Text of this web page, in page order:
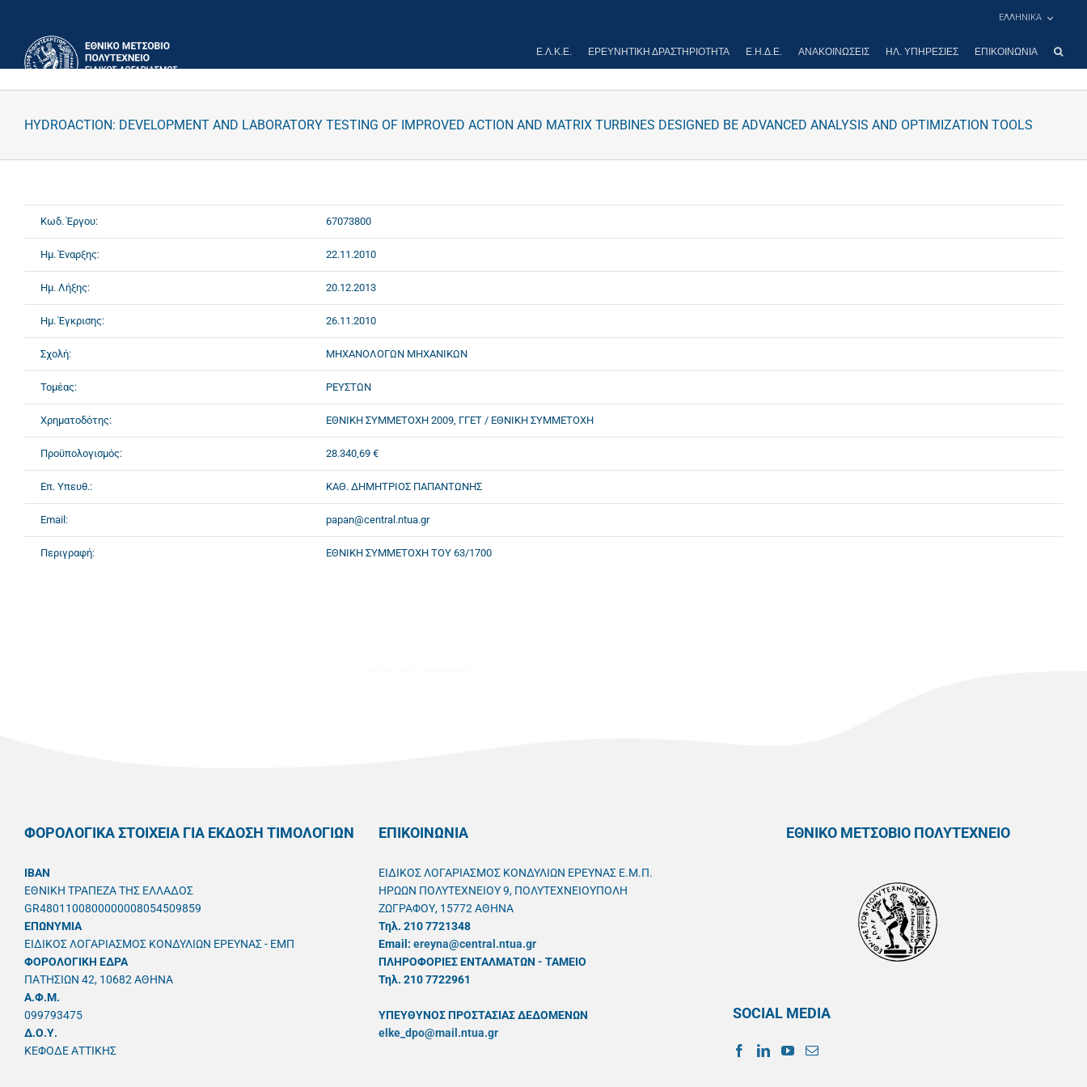
περιεχόμενο
ΕΛΛΗΝΙΚΑ
Ε.Λ.Κ.Ε. ΕΡΕΥΝΗΤΙΚΉ ΔΡΑΣΤΗΡΙΌΤΗΤΑ Ε.Η.Δ.Ε. ΑΝΑΚΟΙΝΏΣΕΙΣ ΗΛ. ΥΠΗΡΕΣΊΕΣ ΕΠΙΚΟΙΝΩΝΊΑ
HYDROACTION: DEVELOPMENT AND LABORATORY TESTING OF IMPROVED ACTION AND MATRIX TURBINES DESIGNED BE ADVANCED ANALYSIS AND OPTIMIZATION TOOLS
Κωδ. Έργου: 67073800
Ημ. Έναρξης: 22.11.2010
Ημ. Λήξης: 20.12.2013
Ημ. Έγκρισης: 26.11.2010
Σχολή: ΜΗΧΑΝΟΛΟΓΩΝ ΜΗΧΑΝΙΚΩΝ
Τομέας: ΡΕΥΣΤΩΝ
Χρηματοδότης: ΕΘΝΙΚΗ ΣΥΜΜΕΤΟΧΗ 2009, ΓΓΕΤ / ΕΘΝΙΚΗ ΣΥΜΜΕΤΟΧΗ
Προϋπολογισμός: 28.340,69 €
Επ. Υπευθ.: ΚΑΘ. ΔΗΜΗΤΡΙΟΣ ΠΑΠΑΝΤΩΝΗΣ
Email: papan@central.ntua.gr
Περιγραφή: ΕΘΝΙΚΗ ΣΥΜΜΕΤΟΧΗ ΤΟΥ 63/1700
ΦΟΡΟΛΟΓΙΚΑ ΣΤΟΙΧΕΙΑ ΓΙΑ ΕΚΔΟΣΗ ΤΙΜΟΛΟΓΙΩΝ
IBAN
ΕΘΝΙΚΗ ΤΡΑΠΕΖΑ ΤΗΣ ΕΛΛΑΔΟΣ
GR4801100800000008054509859
ΕΠΩΝΥΜΙΑ
ΕΙΔΙΚΟΣ ΛΟΓΑΡΙΑΣΜΟΣ ΚΟΝΔΥΛΙΩΝ ΕΡΕΥΝΑΣ - ΕΜΠ
ΦΟΡΟΛΟΓΙΚΗ ΕΔΡΑ
ΠΑΤΗΣΙΩΝ 42, 10682 ΑΘΗΝΑ
A.Φ.Μ.
099793475
Δ.Ο.Υ.
ΚΕΦΟΔΕ ΑΤΤΙΚΗΣ
ΕΠΙΚΟΙΝΩΝΙΑ
ΕΙΔΙΚΟΣ ΛΟΓΑΡΙΑΣΜΟΣ ΚΟΝΔΥΛΙΩΝ ΕΡΕΥΝΑΣ Ε.Μ.Π.
ΗΡΩΩΝ ΠΟΛΥΤΕΧΝΕΙΟΥ 9, ΠΟΛΥΤΕΧΝΕΙΟΥΠΟΛΗ
ΖΩΓΡΑΦΟΥ, 15772 ΑΘΗΝΑ
Τηλ. 210 7721348
Email: ereyna@central.ntua.gr
ΠΛΗΡΟΦΟΡΙΕΣ ΕΝΤΑΛΜΑΤΩΝ - ΤΑΜΕΙΟ
Τηλ. 210 7722961
ΥΠΕΥΘYΝΟΣ ΠΡΟΣΤΑΣΙΑΣ ΔΕΔΟΜΕΝΩΝ
elke_dpo@mail.ntua.gr
ΕΘΝΙΚΟ ΜΕΤΣΟΒΙΟ ΠΟΛΥΤΕΧΝΕΙΟ
SOCIAL MEDIA